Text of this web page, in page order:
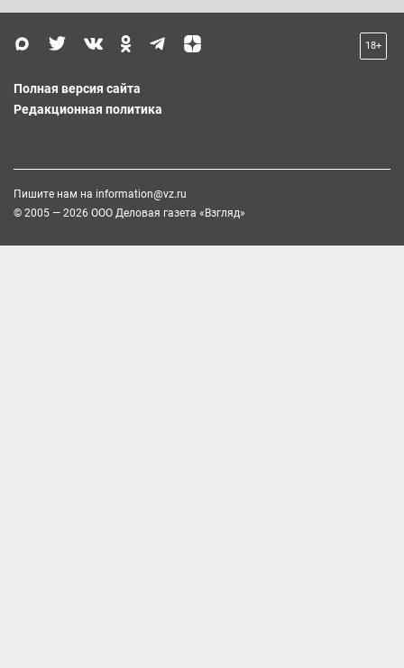
18+
Полная версия сайта
Редакционная политика
Пишите нам на information@vz.ru
© 2005 — 2026 ООО Деловая газета «Взгляд»